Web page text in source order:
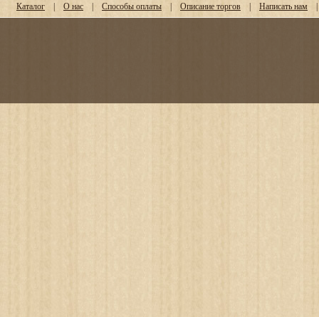
Каталог | О нас | Способы оплаты | Описание торгов | Написать нам |